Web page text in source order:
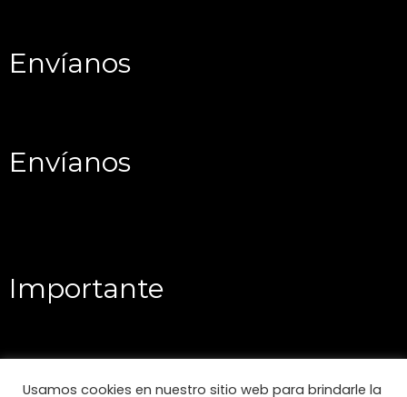
Envíanos
Envíanos
Importante
Usamos cookies en nuestro sitio web para brindarle la